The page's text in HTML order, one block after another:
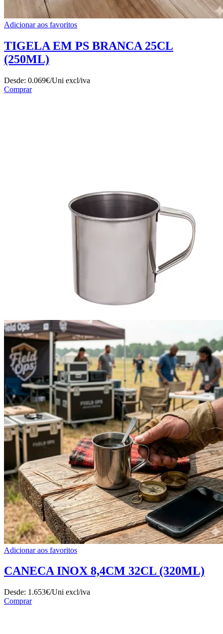
Adicionar aos favoritos
TIGELA EM PS BRANCA 25CL
(250ML)
Desde: 0.069€/Uni excl/iva
Comprar
Adicionar aos favoritos
CANECA INOX 8,4CM 32CL (320ML)
Desde: 1.653€/Uni excl/iva
Comprar